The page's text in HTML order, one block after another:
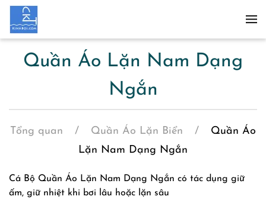
Skip to main content
Quần Áo Lặn Nam Dạng
Ngắn
Tổng quan Quần Áo Lặn Biển
Quần Áo
Lặn Nam Dạng Ngắn
Cá Bộ Quần Áo Lặn Nam Dạng Ngắn có tác dụng giữ
ấm, giữ nhiệt khi bơi lâu hoặc lặn sâu